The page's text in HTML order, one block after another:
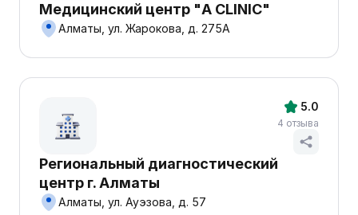
Медицинский центр "A CLINIC"
Алматы, ул. Жарокова, д. 275А
Региональный диагностический
центр г. Алматы
Алматы, ул. Ауэзова, д. 57
5.0
4 отзыва